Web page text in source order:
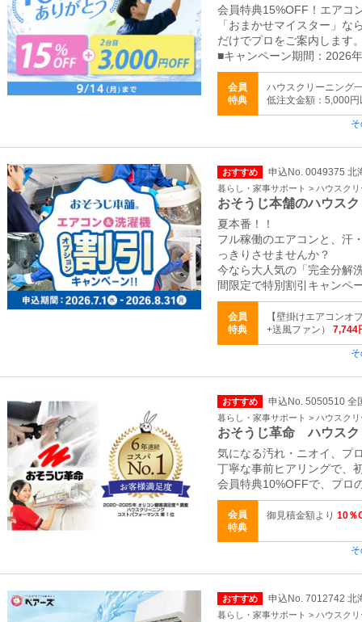
会員特典15%OFF！エアコ
「おまかせマイスター」な
だけでプロをご案内します
■キャンペーン期間：2026
会員
特典
ハウスクリーニング
低注文金額：5,000
おすすめ 申込No. 0049375 北
暮らし・家事サポート > ハウスク
おそうじ本舗のハウス
夏本番！！
フル稼働のエアコンと、汗
っきりさせませんか？
今なら大人気の「完全分解
間限定で特別割引キャンペ
会員
特典
【壁掛けエアコンオ
+送風ファン） 7,744
おすすめ 申込No. 5050510 全
暮らし・家事サポート > ハウスク
おそうじ革命 ハウスク
気になる汚れ・ニオイ、プ
丁寧な事前ヒアリングで、
会員特典10%OFFで、プロ
会員
特典
御見積金額より 10％
おすすめ 申込No. 7012742 北
暮らし・家事サポート > ハウスク